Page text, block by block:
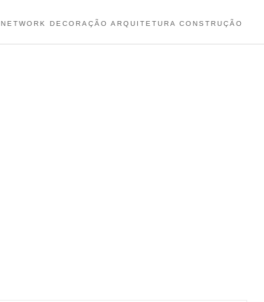
NETWORK DECORAÇÃO ARQUITETURA CONSTRUÇÃO